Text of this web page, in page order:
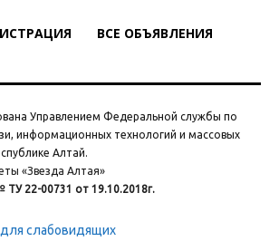
ВСЕ ОБЪЯВЛЕНИЯ
Управлением Федеральной службы по
информационных технологий и массовых
Алтай.
«Звезда Алтая»
22-00731 от 19.10.2018г.
слабовидящих